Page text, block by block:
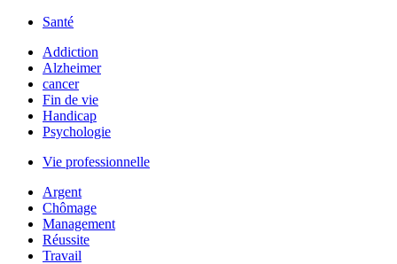
Santé
Addiction
Alzheimer
cancer
Fin de vie
Handicap
Psychologie
Vie professionnelle
Argent
Chômage
Management
Réussite
Travail